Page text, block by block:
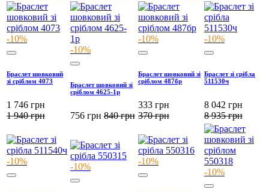
-10%
Браслет шовковий
зі сріблом 4073
1 746 грн
1 940грн
-10%
Браслет шовковий зі
сріблом 4625-1р
756 грн 840грн
-10%
Браслет шовковий зі
сріблом 487бр
333 грн
370грн
-10%
Браслет зі срібла
511530ч
8 042 грн
8 935грн
-10%
-10%
-10%
-10%